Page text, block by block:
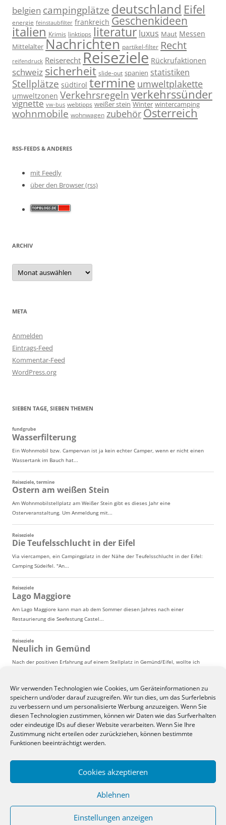
Wir verwenden Technologien wie Cookies, um Geräteinformationen zu
speichern und/oder darauf zuzugreifen. Wir tun dies, um das Surferlebnis
zu verbessern und um personalisierte Werbung anzuzeigen. Wenn Sie
diesen Technologien zustimmen, können wir Daten wie das Surfverhalten
oder eindeutige IDs auf dieser Website verarbeiten. Wenn Sie Ihre
Zustimmung nicht erteilen oder zurückziehen, können bestimmte
Funktionen beeinträchtigt werden.
Cookies akzeptieren
Ablehnen
Einstellungen anzeigen
belgien campingplätze deutschland Eifel
energie feinstaubfilter frankreich Geschenkideen
italien Krimis linktipps literatur luxus Maut Messen
Mittelalter Nachrichten partikel-filter Recht
reifendruck Reiserecht Reiseziele Rückrufaktionen
schweiz sicherheit slide-out spanien statistiken
Stellplätze südtirol termine umweltplakette
umweltzonen Verkehrsregeln verkehrssünder
vignette vw-bus webtipps weißer stein Winter wintercamping
wohnmobile wohnwagen zubehör Österreich
RSS-FEEDS & ANDERES
mit Feedly
über den Browser (rss)
ARCHIV
Archiv
META
Anmelden
Eintrags-Feed
Kommentar-Feed
WordPress.org
SIEBEN TAGE, SIEBEN THEMEN